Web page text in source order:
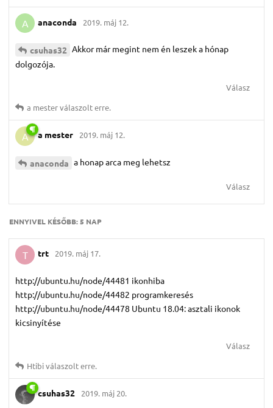
A anaconda 2019. máj 12.
csuhas32 Akkor már megint nem én leszek a hónap
dolgozója.
Válasz
a mesterválaszolt erre.
A a mester 2019. máj 12.
anaconda a honap arca meg lehetsz
Válasz
ENNYIVEL KÉSŐBB:5 NAP
T trt 2019. máj 17.
http://ubuntu.hu/node/44481 ikonhiba
http://ubuntu.hu/node/44482 programkeresés
http://ubuntu.hu/node/44478 Ubuntu 18.04: asztali ikonok
kicsinyítése
Válasz
Htibiválaszolt erre.
csuhas32 2019. máj 20.